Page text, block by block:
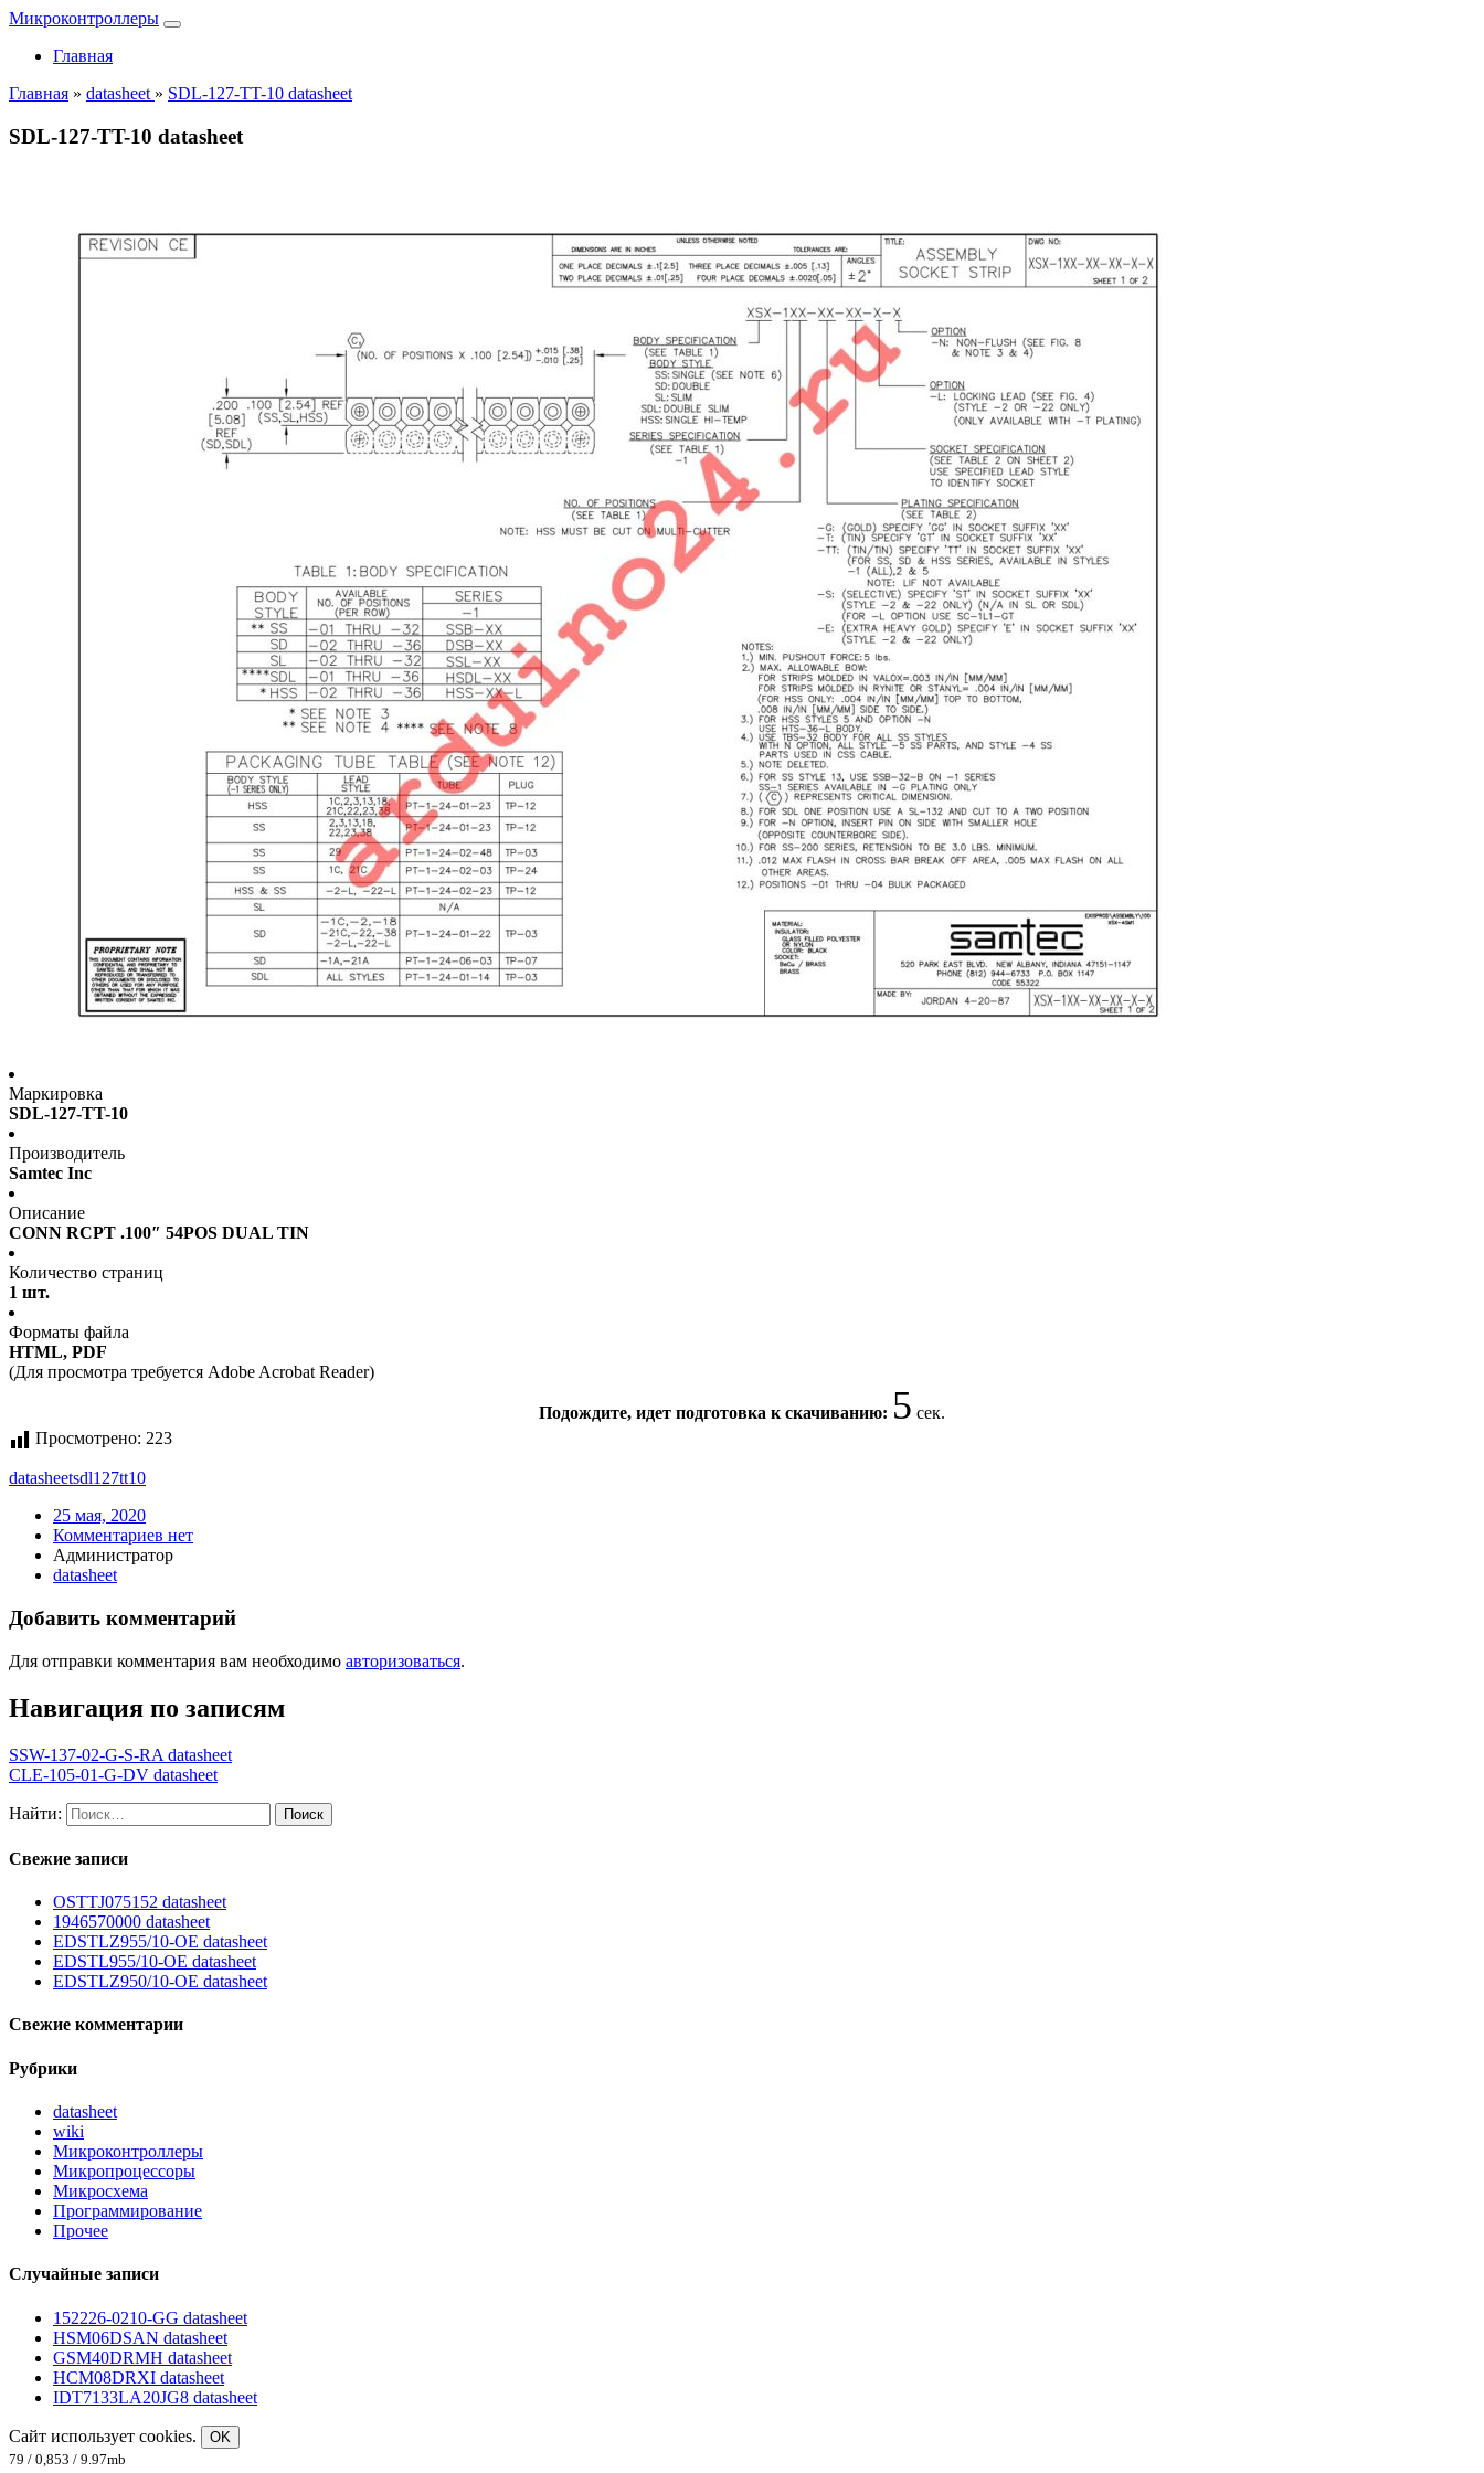
Микроконтроллеры
Главная
Главная » datasheet » SDL-127-TT-10 datasheet
SDL-127-TT-10 datasheet
Маркировка
SDL-127-TT-10
Производитель
Samtec Inc
Описание
CONN RCPT .100″ 54POS DUAL TIN
Количество страниц
1 шт.
Форматы файла
HTML, PDF
(Для просмотра требуется Adobe Acrobat Reader)
Подождите, идет подготовка к скачиванию: 4 сек.
Просмотрено: 223
datasheetsdl127tt10
25 мая, 2020
Комментариев нет
Администратор
datasheet
Добавить комментарий
Для отправки комментария вам необходимо авторизоваться.
Навигация по записям
SSW-137-02-G-S-RA datasheet
CLE-105-01-G-DV datasheet
Найти:
Свежие записи
OSTTJ075152 datasheet
1946570000 datasheet
EDSTLZ955/10-OE datasheet
EDSTL955/10-OE datasheet
EDSTLZ950/10-OE datasheet
Свежие комментарии
Рубрики
datasheet
wiki
Микроконтроллеры
Микропроцессоры
Микросхема
Программирование
Прочее
Случайные записи
152226-0210-GG datasheet
HSM06DSAN datasheet
GSM40DRMH datasheet
HCM08DRXI datasheet
IDT7133LA20JG8 datasheet
Сайт использует cookies.
OK
79 / 0,853 / 9.97mb